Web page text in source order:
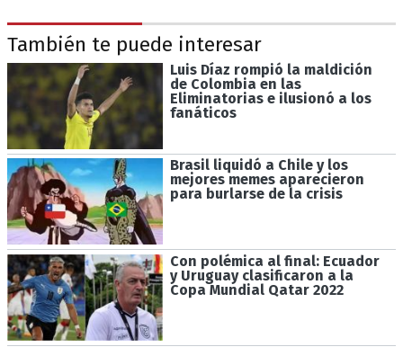
También te puede interesar
Luis Díaz rompió la maldición
de Colombia en las
Eliminatorias e ilusionó a los
fanáticos
Brasil liquidó a Chile y los
mejores memes aparecieron
para burlarse de la crisis
Con polémica al final: Ecuador
y Uruguay clasificaron a la
Copa Mundial Qatar 2022